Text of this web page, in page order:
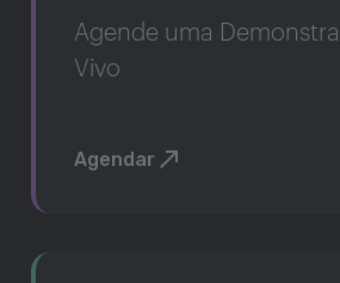
Agende uma
Vivo
Agendar